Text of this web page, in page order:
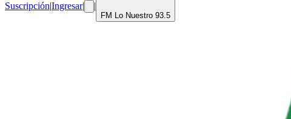
Suscripción|Ingresar| |
FM Lo Nuestro 93.5